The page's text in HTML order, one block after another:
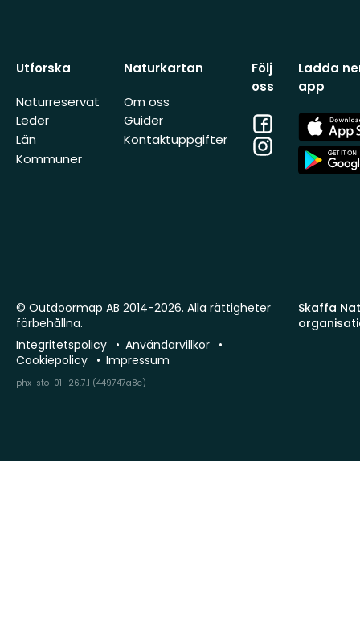
Utforska
Naturreservat
Leder
Län
Kommuner
Naturkartan
Om oss
Guider
Kontaktuppgifter
Följ
oss
Facebook
Instagram
Ladda
app
App
Store
App
Store
Skaffa
© Outdoormap AB 2014-2026. Alla rättigheter
förbehållna.
Integritetspolicy
Användarvillkor
Cookiepolicy
Impressum
phx-sto-01 · 26.7.1 (449747a8c)